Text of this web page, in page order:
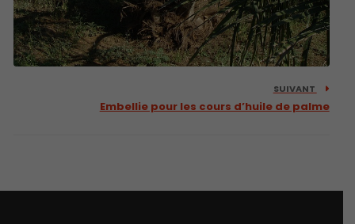
SUIVANT
Embellie pour les cours d’huile de palme